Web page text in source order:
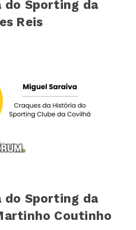
do Sporting da
Reis
do Sporting da
Coutinho